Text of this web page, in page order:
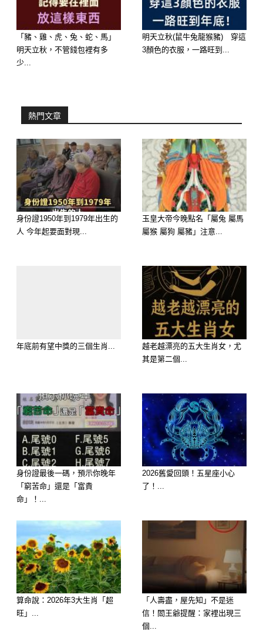
🪙 明天橫財最旺：生肖屬猴 —— 三合
財臨官，人脈直接變金脈
一定要買）
橫財爆發點： 屬猴的朋友，大師特別
點名你們：不論多忙一定要抽空去買張
彩券！ 因為明天你們走的是「三合財
臨官」的極致強運，這是一種專門引發
「意外之財、橫財大發」的神奇格局。
就是「有福氣接意外財」。可能只是幫
別人代買、或者是隨手用身邊親友的生
日、電話號碼來投注，好運就會自動找
上門。明天連摸彩、抽獎、對發票的勝
率都高達 90% 以上，一定要好好把握
這千載難逢的翻身機會！
🪙 明天橫財最旺：生肖屬豬 —— 天德
吉星高照，悶聲發大財的典型
明日橫財指數：⭐⭐⭐⭐⭐（熬出頭迎逆
「豬、雞、虎、兔、蛇、馬」
明天立秋，不管錢包裡有多
少...
明天立秋(鼠牛兔龍猴豬) 穿這
3顏色的衣服，一路旺到...
熱門文章
身份證1950年到1979年出生的
人 今年起要面對現...
玉皇大帝今晚點名「屬兔 屬馬
屬猴 屬狗 屬豬」注意...
年底前有望中獎的三個生肖...
越老越漂亮的五大生肖女，尤
其是第二個...
身份證最後一碼，預示你晚年
「窮苦命」還是「富貴
命」！...
2026舊愛回頭！五星座小心
了！...
算命說：2026年3大生肖「超
旺」...
「人壽盡，屋先知」不是迷
信！閻王爺提醒：家裡出現三
個...